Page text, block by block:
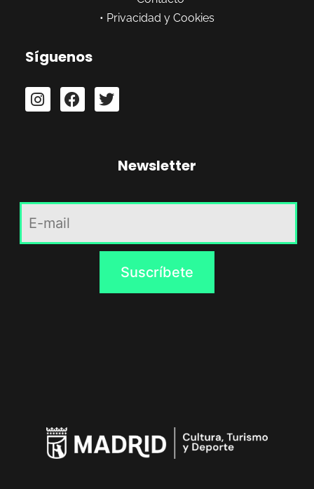
• Privacidad y Cookies
Síguenos
Newsletter